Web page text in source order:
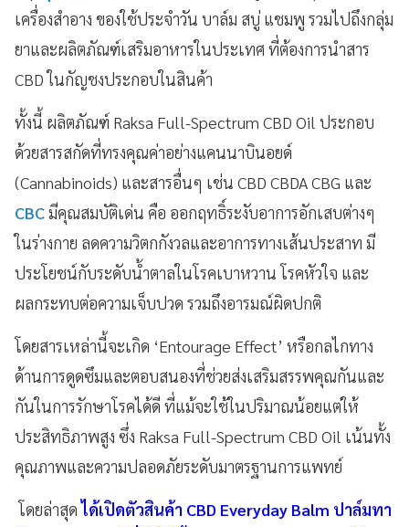
เครื่องสำอาง ของใช้ประจำวัน บาล์ม สบู่ แชมพู รวมไปถึงกลุ่ม
ยาและผลิตภัณฑ์เสริมอาหารในประเทศ ที่ต้องการนำสาร
CBD ในกัญชงประกอบในสินค้า
ทั้งนี้ ผลิตภัณฑ์ Raksa Full-Spectrum CBD Oil ประกอบ
ด้วยสารสกัดที่ทรงคุณค่าอย่างแคนนาบินอยด์
(Cannabinoids) และสารอื่นๆ เช่น CBD CBDA CBG และ
CBCมีคุณสมบัติเด่น คือ ออกฤทธิ์ระงับอาการอักเสบต่างๆ
ในร่างกาย ลดความวิตกกังวลและอาการทางเส้นประสาท มี
ประโยชน์กับระดับน้ำตาลในโรคเบาหวาน โรคหัวใจ และ
ผลกระทบต่อความเจ็บปวด รวมถึงอารมณ์ผิดปกติ
โดยสารเหล่านี้จะเกิด ‘Entourage Effect’ หรือกลไกทาง
ด้านการดูดซึมและตอบสนองที่ช่วยส่งเสริมสรรพคุณกันและ
กันในการรักษาโรคได้ดี ที่แม้จะใช้ในปริมาณน้อยแต่ให้
ประสิทธิภาพสูง ซึ่ง Raksa Full-Spectrum CBD Oil เน้นทั้ง
คุณภาพและความปลอดภัยระดับมาตรฐานการแพทย์
โดยล่าสุดได้เปิดตัวสินค้า CBD Everyday Balm ปาล์มทา